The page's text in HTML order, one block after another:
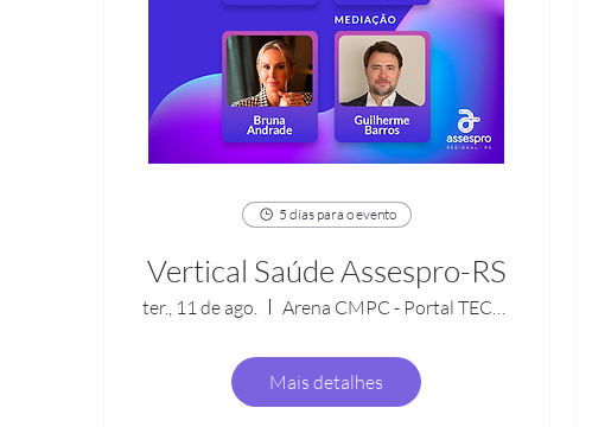
5 dias para o evento
Vertical Saúde Assespro-RS
ter., 11 de ago.
Mais detalhes